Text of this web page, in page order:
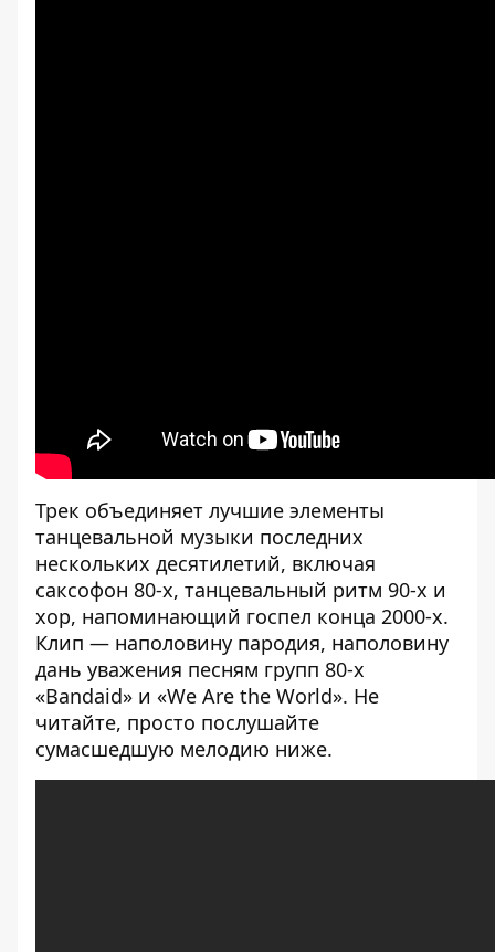
Трек объединяет лучшие элементы
танцевальной музыки последних
нескольких десятилетий, включая
саксофон 80-х, танцевальный ритм 90-х и
хор, напоминающий госпел конца 2000-х.
Клип — наполовину пародия, наполовину
дань уважения песням групп 80-х
«Bandaid» и «We Are the World». Не
читайте, просто послушайте
сумасшедшую мелодию ниже.